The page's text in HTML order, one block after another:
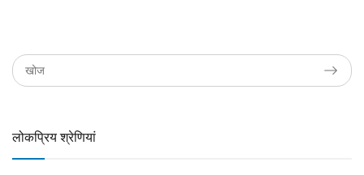
लोकप्रिय श्रेणियां